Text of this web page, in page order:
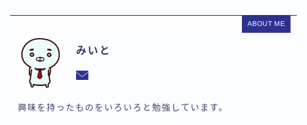
ABOUT ME
みいと
興味を持ったものをいろいろと勉強しています。